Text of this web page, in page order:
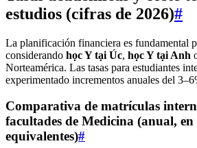
estudios (cifras de 2026)#
La planificación financiera es fundamental
considerando học Y tại Úc, học Y tại Anh
Norteamérica. Las tasas para estudiantes
experimentado incrementos anuales del
Comparativa de matrículas
facultades de Medicina (anual, en
equivalentes)#